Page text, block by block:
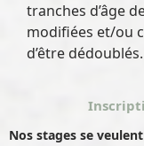
tranches d’âge
modifiées et/ou
d’être dédoublés.
Nos stages se